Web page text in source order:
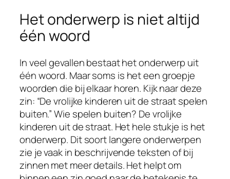
Het onderwerp is niet altijd
één woord
In veel gevallen bestaat het onderwerp uit
één woord. Maar soms is het een groepje
woorden die bij elkaar horen. Kijk naar deze
zin: “De vrolijke kinderen uit de straat spelen
buiten.” Wie spelen buiten? De vrolijke
kinderen uit de straat. Het hele stukje is het
onderwerp. Dit soort langere onderwerpen
zie je vaak in beschrijvende teksten of bij
zinnen met meer details. Het helpt om